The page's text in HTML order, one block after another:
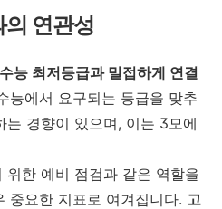
연관성
수능 최저등급과 밀접하게 연결
능에서 요구되는 등급을 맞추
는 경향이 있으며, 이는 3모에
위한 예비 점검과 같은 역할을
중요한 지표로 여겨집니다. 고